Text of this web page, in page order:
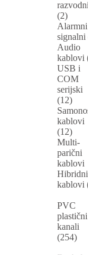
(2)
signalni
Audio
kablovi
USB i
COM
serijski
(12)
kablovi
(12)
Multi-
parični
kablovi
Hibridni
kablovi
PVC
plastični
kanali
(254)